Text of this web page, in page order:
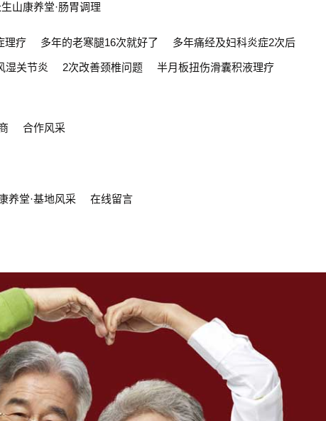
山康养堂·肠胃调理
理疗 多年的老寒腿16次就好了 多年痛经及妇科炎症2次后
湿关节炎 2次改善颈椎问题 半月板扭伤滑囊积液理疗
合作风采
养堂·基地风采 在线留言